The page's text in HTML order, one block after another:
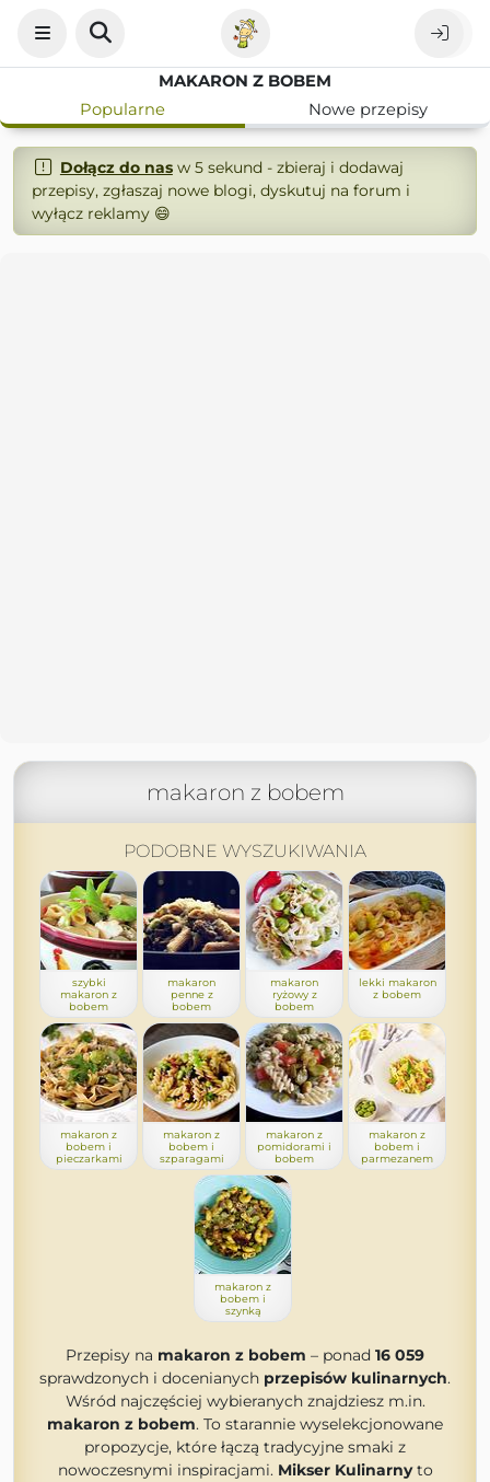
MAKARON Z BOBEM
Popularne
Nowe przepisy
Dołącz do nasw 5 sekund - zbieraj i dodawaj
przepisy, zgłaszaj nowe blogi, dyskutuj na forum i
wyłącz reklamy 😄
makaron z bobem
PODOBNE WYSZUKIWANIA
szybki
makaron z
bobem
makaron
penne z
bobem
makaron
ryżowy z
bobem
lekki makaron
z bobem
makaron z
bobem i
pieczarkami
makaron z
bobem i
szparagami
makaron z
pomidorami i
bobem
makaron z
bobem i
parmezanem
makaron z
bobem i
szynką
Przepisy na makaron z bobem – ponad 16 059
sprawdzonych i docenianych przepisów kulinarnych.
Wśród najczęściej wybieranych znajdziesz m.in.
makaron z bobem. To starannie wyselekcjonowane
propozycje, które łączą tradycyjne smaki z
nowoczesnymi inspiracjami. Mikser Kulinarnyto